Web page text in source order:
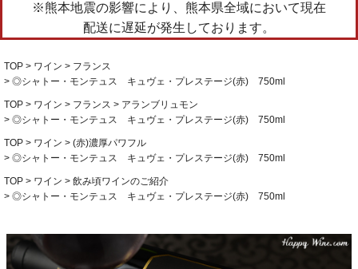
※熊本地震の影響により、熊本県全域において現在
配送に遅延が発生しております。
TOP ワイン
フランス
◎シャトー・モンテュス キュヴェ・プレステージ(赤) 750ml
TOP ワイン フランス
アランブリュモン
◎シャトー・モンテュス キュヴェ・プレステージ(赤) 750ml
TOP ワイン
(赤)濃厚パワフル
◎シャトー・モンテュス キュヴェ・プレステージ(赤) 750ml
TOP ワイン
飲み頃ワインのご紹介
◎シャトー・モンテュス キュヴェ・プレステージ(赤) 750ml